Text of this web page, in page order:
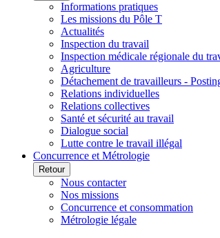
Informations pratiques
Les missions du Pôle T
Actualités
Inspection du travail
Inspection médicale régionale du
Agriculture
Détachement de travailleurs -
Relations individuelles
Relations collectives
Santé et sécurité au travail
Dialogue social
Lutte contre le travail illégal
Concurrence et Métrologie
Retour
Nous contacter
Nos missions
Concurrence et consommation
Métrologie légale